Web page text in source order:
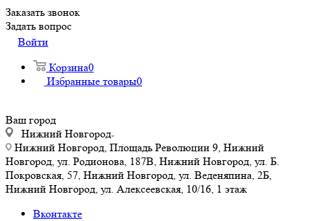
Заказать звонок
Задать вопрос
Войти
Корзина0
Избранные товары0
Ваш город
Нижний Новгород
Нижний Новгород, Площадь Революции 9, Нижний
Новгород, ул. Родионова, 187В, Нижний Новгород, ул. Б.
Покровская, 57, Нижний Новгород, ул. Веденяпина, 2Б,
Нижний Новгород, ул. Алексеевская, 10/16, 1 этаж
Вконтакте